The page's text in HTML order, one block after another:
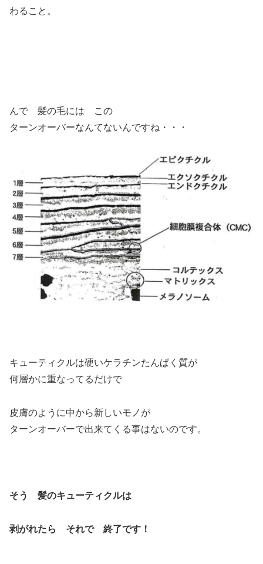
わること。
んで 髪の毛には この
ターンオーバーなんてないんですね・・・
キューティクルは硬いケラチンたんぱく質が
何層かに重なってるだけで
皮膚のように中から新しいモノが
ターンオーバーで出来てくる事はないのです。
そう 髪のキューティクルは
剥がれたら それで 終了です！